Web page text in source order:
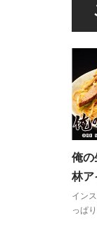
俺の
林ア
イン
っぱ